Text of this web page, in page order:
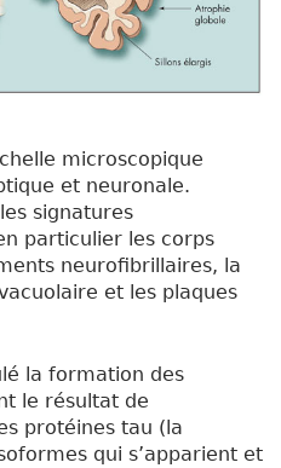
microscopique
et neuronale.
signatures
particulier les corps
neurofibrillaires, la
et les plaques
la formation des
le résultat de
protéines tau (la
qui s’apparient et